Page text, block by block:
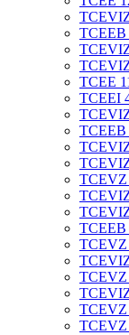
TCEEB
TCEE
TCEEI
TCEEB
TCEVZ
TCEEB
TCEVZ
TCEVZ
TCEVZ
TCEVZ